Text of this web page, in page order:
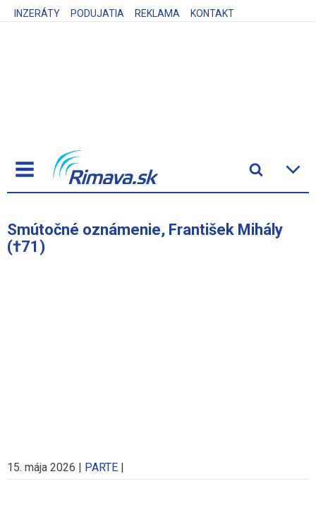
INZERÁTY PODUJATIA REKLAMA KONTAKT
Smútočné oznámenie, František Mihály
(†71)
15. mája 2026 | PARTE |